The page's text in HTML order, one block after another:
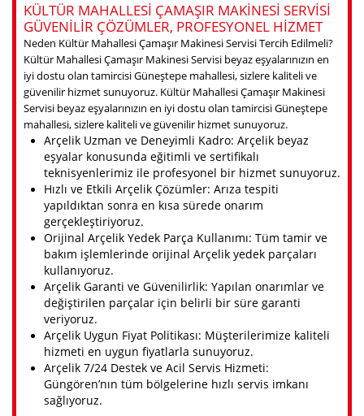
KÜLTÜR MAHALLESI ÇAMAŞIR MAKINESI SERVISI
GÜVENILIR ÇÖZÜMLER, PROFESYONEL HIZMET
Neden Kültür Mahallesi Çamaşır Makinesi Servisi Tercih Edilmeli?
Kültür Mahallesi Çamaşır Makinesi Servisi beyaz eşyalarınızın en
iyi dostu olan tamircisi Güneştepe mahallesi, sizlere kaliteli ve
güvenilir hizmet sunuyoruz. Kültür Mahallesi Çamaşır Makinesi
Servisi beyaz eşyalarınızın en iyi dostu olan tamircisi Güneştepe
mahallesi, sizlere kaliteli ve güvenilir hizmet sunuyoruz.
Arçelik Uzman ve Deneyimli Kadro: Arçelik beyaz
eşyalar konusunda eğitimli ve sertifikalı
teknisyenlerimiz ile profesyonel bir hizmet sunuyoruz.
Hızlı ve Etkili Arçelik Çözümler: Arıza tespiti
yapıldıktan sonra en kısa sürede onarım
gerçekleştiriyoruz.
Orijinal Arçelik Yedek Parça Kullanımı: Tüm tamir ve
bakım işlemlerinde orijinal Arçelik yedek parçaları
kullanıyoruz.
Arçelik Garanti ve Güvenilirlik: Yapılan onarımlar ve
değiştirilen parçalar için belirli bir süre garanti
veriyoruz.
Arçelik Uygun Fiyat Politikası: Müşterilerimize kaliteli
hizmeti en uygun fiyatlarla sunuyoruz.
Arçelik 7/24 Destek ve Acil Servis Hizmeti:
Güngören’nın tüm bölgelerine hızlı servis imkanı
sağlıyoruz.